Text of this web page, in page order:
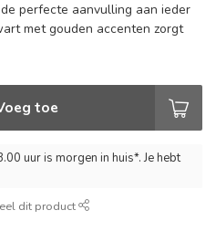
perfecte aanvulling aan ieder
met gouden accenten zorgt
toe
uur is morgen in huis*. Je hebt
dit product